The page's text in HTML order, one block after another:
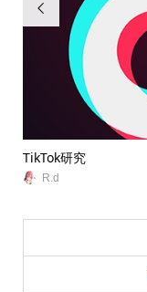

TikTok研究
R.d